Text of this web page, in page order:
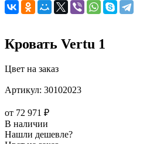
Кровать Vertu 1
Цвет на заказ
Артикул: 30102023
от 72 971 ₽
В наличии
Нашли дешевле?